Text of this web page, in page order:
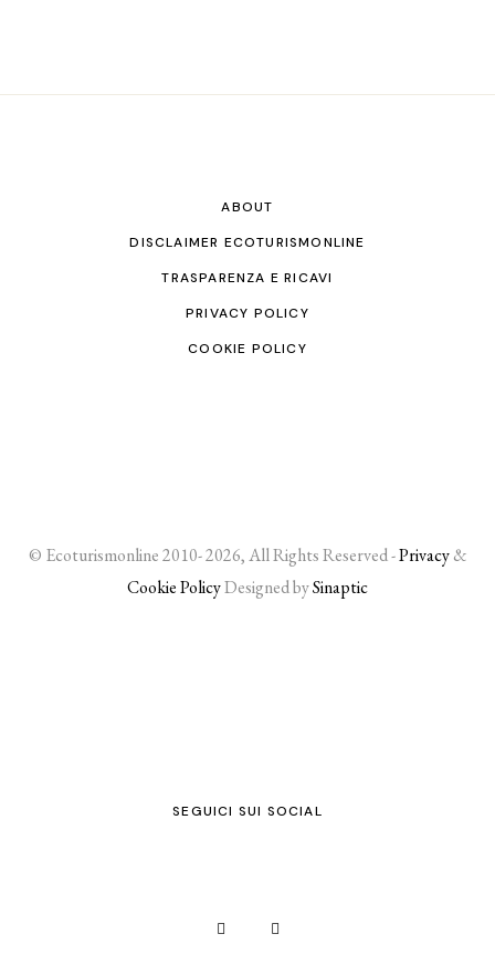
ABOUT
DISCLAIMER ECOTURISMONLINE
TRASPARENZA E RICAVI
PRIVACY POLICY
COOKIE POLICY
© Ecoturismonline 2010- 2026, All Rights Reserved -Privacy&
Cookie PolicyDesigned bySinaptic
SEGUICI SUI SOCIAL